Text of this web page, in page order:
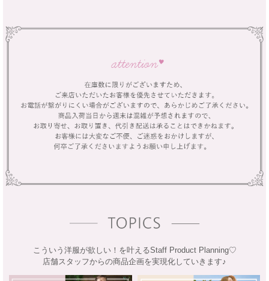
こういう洋服が欲しい！を叶えるStaff Product Planning♡
店舗スタッフからの商品企画を実現化していきます♪